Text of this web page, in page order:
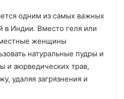
одним из самых важных
в Индии. Вместо геля или
женщины
натуральные пудры и
и аюрведических трав,
удаляя загрязнения и